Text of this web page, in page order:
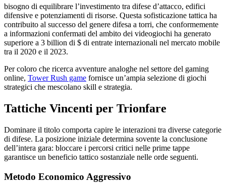
bisogno di equilibrare l’investimento tra difese d’attacco, edifici
difensive e potenziamenti di risorse. Questa sofisticazione tattica ha
contribuito al successo del genere difesa a torri, che conformemente
a informazioni confermati del ambito dei videogiochi ha generato
superiore a 3 billion di $ di entrate internazionali nel mercato mobile
tra il 2020 e il 2023.
Per coloro che ricerca avventure analoghe nel settore del gaming
online, Tower Rush game fornisce un’ampia selezione di giochi
strategici che mescolano skill e strategia.
Tattiche Vincenti per Trionfare
Dominare il titolo comporta capire le interazioni tra diverse categorie
di difese. La posizione iniziale determina sovente la conclusione
dell’intera gara: bloccare i percorsi critici nelle prime tappe
garantisce un beneficio tattico sostanziale nelle orde seguenti.
Metodo Economico Aggressivo